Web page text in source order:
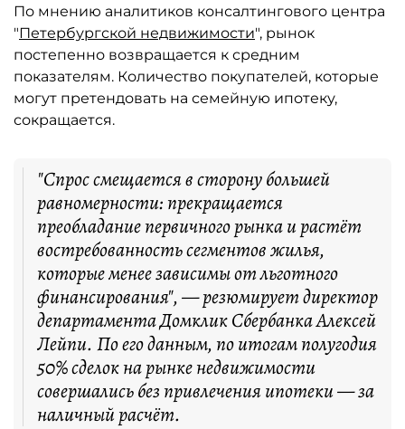
По мнению аналитиков консалтингового центра
"Петербургской недвижимости", рынок
постепенно возвращается к средним
показателям. Количество покупателей, которые
могут претендовать на семейную ипотеку,
сокращается.
"Спрос смещается в сторону большей
равномерности: прекращается
преобладание первичного рынка и растёт
востребованность сегментов жилья,
которые менее зависимы от льготного
финансирования", — резюмирует директор
департамента Домклик Сбербанка Алексей
Лейпи. По его данным, по итогам полугодия
50% сделок на рынке недвижимости
совершались без привлечения ипотеки — за
наличный расчёт.